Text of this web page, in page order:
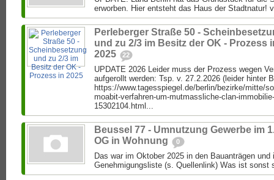
erworben. Hier entsteht das Haus der Stadtnatur!
Perleberger Straße 50 -
und zu 2/3 im Besitz der OK - Prozess
2025
22
UPDATE 2026 Leider muss der Prozess wegen
aufgerollt werden: Tsp. v. 27.2.2026 (leider hinter
https://www.tagesspiegel.de/berlin/bezirke/mitte/
moabit-verfahren-um-mutmassliche-clan-
15302104.html...
Beussel 77 - Umnutzung Gewerbe im
OG in Wohnung
0
Das war im Oktober 2025 in den Bauanträgen
Genehmigungsliste (s. Quellenlink) Was ist sonst